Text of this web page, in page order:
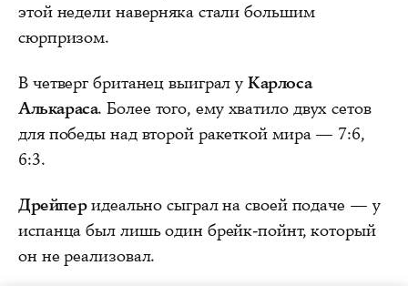
этой недели наверняка стали большим
сюрпризом.
В четверг британец выиграл уКарлоса
Алькараса. Более того, ему хватило двух сетов
для победы над второй ракеткой мира — 7:6,
6:3.
Дрейперидеально сыграл на своей подаче — у
испанца был лишь один брейк-пойнт, который
он не реализовал.